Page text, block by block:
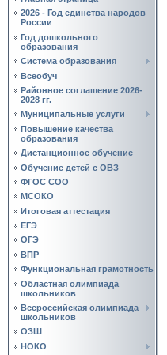
2026 - Год единства народов
России
Год дошкольного
образования
Система образования
Всеобуч
Районное соглашение 2026-
2028 гг.
Муниципальные услуги
Повышение качества
образования
Дистанционное обучение
Обучение детей с ОВЗ
ФГОС СОО
МСОКО
Итоговая аттестация
ЕГЭ
ОГЭ
ВПР
Функциональная грамотность
Областная олимпиада
школьников
Всероссийская олимпиада
школьников
ОЗШ
НОКО